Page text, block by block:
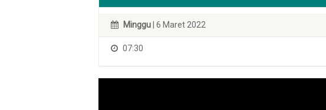
Minggu | 6 Maret 2022
07:30